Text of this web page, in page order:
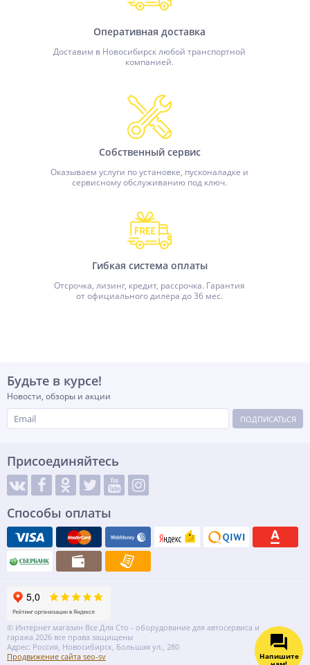
Оперативная доставка
Доставим в Новосибирск любой транспортной
компанией.
Собственный сервис
Оказываем услуги по установке, пусконаладке и
сервисному обслуживанию под ключ.
Гибкая система оплаты
Отсрочка, лизинг, кредит, рассрочка. Гарантия
от официального дилера до 36 мес.
Будьте в курсе!
Новости, обзоры и акции
ПОДПИСАТЬСЯ
Присоединяйтесь
Способы оплаты
© Интернет магазин Все Для Сто - оборудование для автосервиса и
гаража 2026 все права защищены
Адрес: Россия, Новосибирск, Большая ул., 280
Продвижение сайта seo-sv
Напишите